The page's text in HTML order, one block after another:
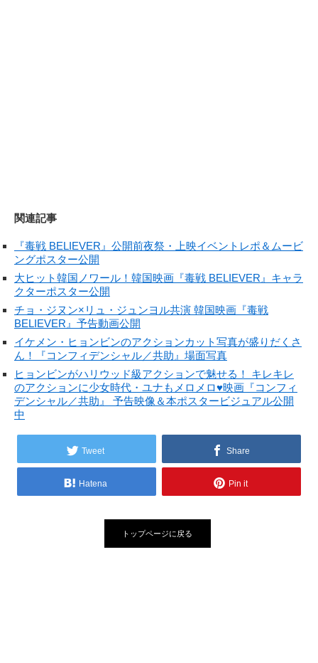
関連記事
『毒戦 BELIEVER』公開前夜祭・上映イベントレポ＆ムービ
ングポスター公開
大ヒット韓国ノワール！韓国映画『毒戦 BELIEVER』キャラ
クターポスター公開
チョ・ジヌン×リュ・ジュンヨル共演 韓国映画『毒戦
BELIEVER』予告動画公開
イケメン・ヒョンビンのアクションカット写真が盛りだくさ
ん！『コンフィデンシャル／共助』場面写真
ヒョンビンがハリウッド級アクションで魅せる！ キレキレ
のアクションに少女時代・ユナもメロメロ♥映画『コンフィ
デンシャル／共助』 予告映像＆本ポスタービジュアル公開
中
Tweet Share
Hatena Pin it
トップページに戻る